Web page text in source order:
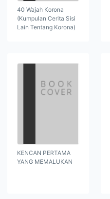
40 Wajah Korona
(Kumpulan Cerita Sisi
Lain Tentang Korona)
KENCAN PERTAMA
YANG MEMALUKAN